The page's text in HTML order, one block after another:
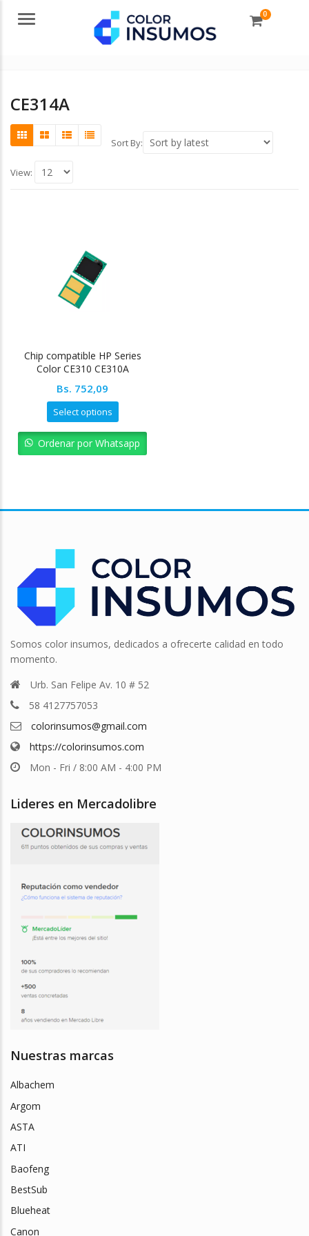
Menu 0
CE314A
Sort By:
View:
Chip compatible HP Series
Color CE310 CE310A
Bs. 752,09
Select options
Ordenar por Whatsapp
Somos color insumos, dedicados a ofrecerte calidad en todo
momento.
Urb. San Felipe Av. 10 # 52
58 4127757053
colorinsumos@gmail.com
https://colorinsumos.com
Mon - Fri / 8:00 AM - 4:00 PM
Lideres en Mercadolibre
Nuestras marcas
Albachem
Argom
ASTA
ATI
Baofeng
BestSub
Blueheat
Canon